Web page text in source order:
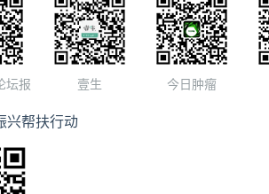
坛报 壹生 今日肿瘤
兴帮扶行动